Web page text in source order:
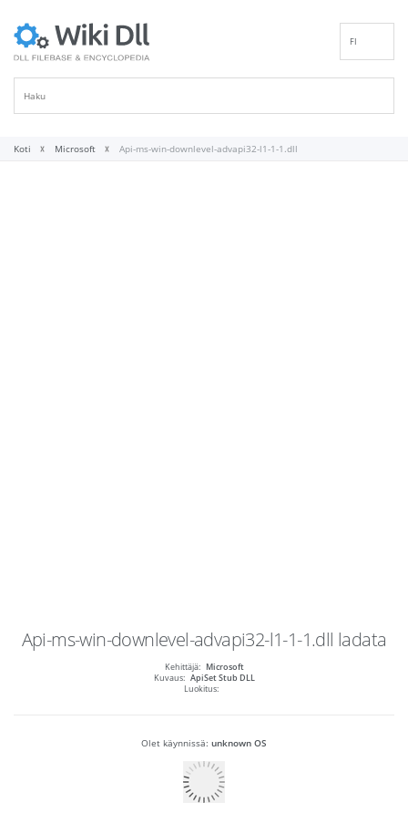
FI
Koti Microsoft Api-ms-win-downlevel-advapi32-l1-1-1.dll
Api-ms-win-downlevel-advapi32-l1-1-1.dll ladata
Kehittäjä: Microsoft
Kuvaus: ApiSet Stub DLL
Luokitus:
Olet käynnissä: unknown OS